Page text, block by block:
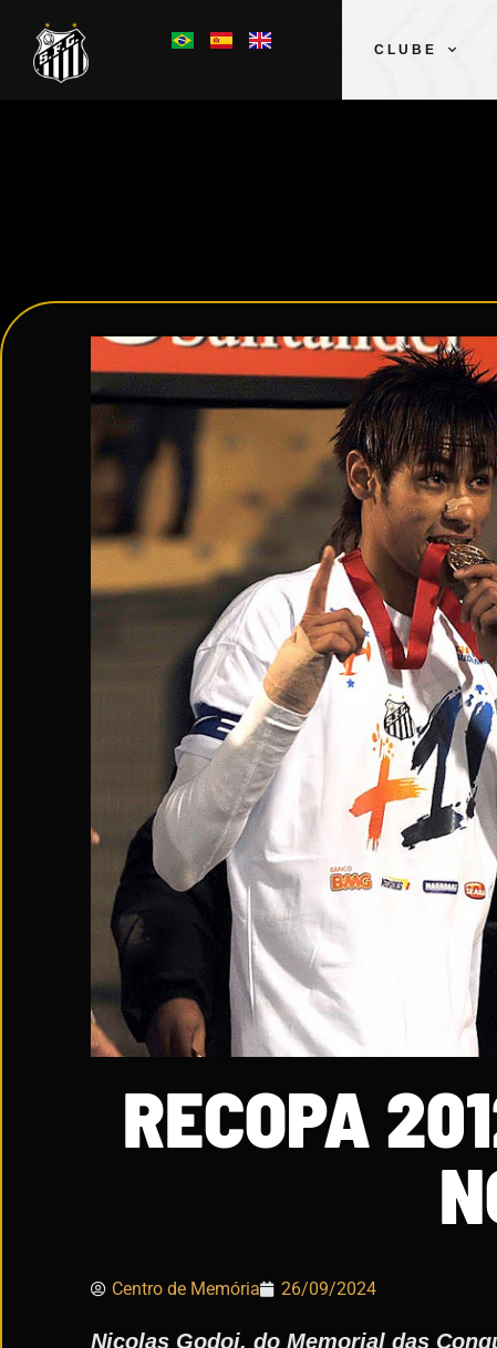
CLUBE
RECOPA
Centro de Memória 26/09/2024
Nicolas Godoi, do Memorial das